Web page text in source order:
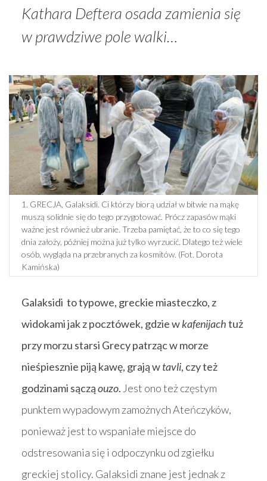
Kathara Deftera osada zamienia się
w prawdziwe pole walki…
1. GRECJA, Galaksidi. Ci którzy biorą udział w bitwie na mąkę
muszą solidnie się do tego przygotować. Prócz zapasów mąki
ważne jest również ubranie. Trzeba pamiętać, że to co się tego
dnia założy, później można już tylko wyrzucić. Dlatego też wiele
osób, wygląda na przebranych za kosmitów. (Fot. Dorota
Kamińska)
Galaksidi to typowe, greckie miasteczko, z
widokami jak z pocztówek, gdzie wkafenijachtuż
przy morzu starsi Grecy patrząc w morze
nieśpiesznie piją kawę, grają wtavli, czy też
godzinami sącząouzo. Jest ono też częstym
punktem wypadowym zamożnych Ateńczyków,
ponieważ jest to wspaniałe miejsce do
odstresowania się i odpoczynku od zgiełku
greckiej stolicy. Galaksidi znane jest jednak z